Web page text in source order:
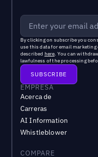
By clicking on subscribe you
use this data for email
described here. You can
lawfulness of the processing
EMPRESA
Acerca de
Carreras
AI Information
Whistleblower
COMPARE